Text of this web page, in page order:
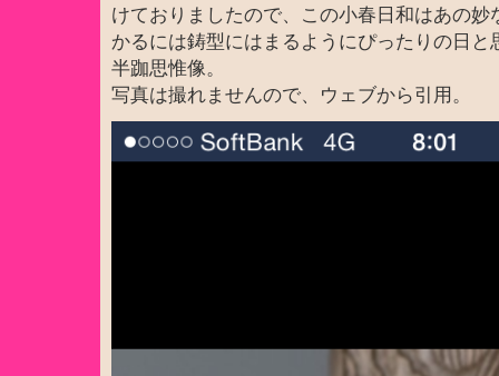
けておりましたので、この小春日和はあの
かるには鋳型にはまるようにぴったりの日と
半跏思惟像。
写真は撮れませんので、ウェブから引用。